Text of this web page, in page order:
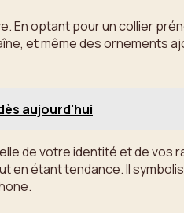
optant pour un collier
et même des ornements
aujourd'hui
de votre identité et de vos
étant tendance. Il